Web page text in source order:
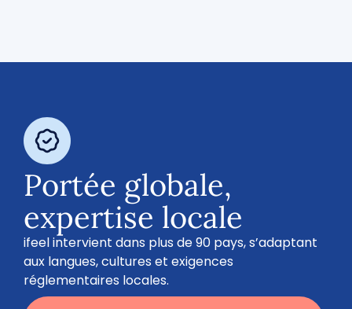
Portée globale,
expertise locale
ifeel intervient dans plus de 90 pays, s’adaptant
aux langues, cultures et exigences
réglementaires locales.